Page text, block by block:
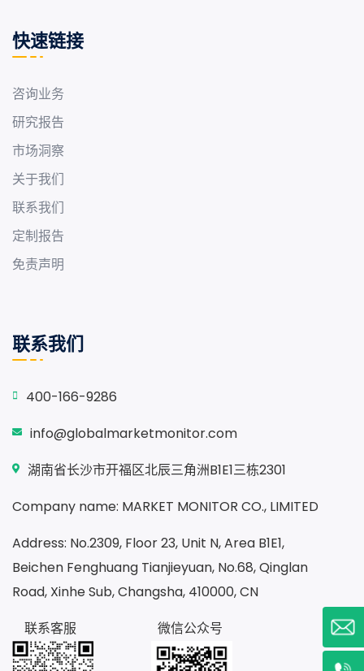
快速链接
咨询业务
研究报告
市场洞察
关于我们
联系我们
定制报告
免责声明
联系我们
400-166-9286
info@globalmarketmonitor.com
湖南省长沙市开福区北辰三角洲B1E1三栋2301
Company name: MARKET MONITOR CO., LIMITED
Address: No.2309, Floor 23, Unit N, Area B1E1,
Beichen Fenghuang Tianjieyuan, No.68, Qinglan
Road, Xinhe Sub, Changsha, 410000, CN
联系客服
微信公众号